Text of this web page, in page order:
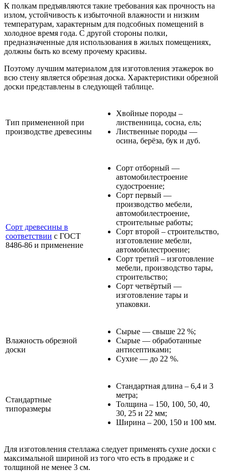
К полкам предъявляются такие требования как прочность на
излом, устойчивость к избыточной влажности и низким
температурам, характерным для подсобных помещений в
холодное время года. С другой стороны полки,
предназначенные для использования в жилых помещениях,
должны быть ко всему прочему красивы.
Поэтому лучшим материалом для изготовления этажерок во
всю стену является обрезная доска. Характеристики обрезной
доски представлены в следующей таблице.
Тип примененной при
производстве древесины
Хвойные породы –
лиственница, сосна, ель;
Лиственные породы —
осина, берёза, бук и дуб.
Сорт древесины в
соответствии с ГОСТ
8486-86 и применение
Сорт отборный —
автомобилестроение
судостроение;
Сорт первый —
производство мебели,
автомобилестроение,
строительные работы;
Сорт второй – строительство,
изготовление мебели,
автомобилестроение;
Сорт третий – изготовление
мебели, производство тары,
строительство;
Сорт четвёртый —
изготовление тары и
упаковки.
Влажность обрезной
доски
Сырые — свыше 22 %;
Сырые — обработанные
антисептиками;
Сухие — до 22 %.
Стандартные
типоразмеры
Стандартная длина – 6,4 и 3
метра;
Толщина – 150, 100, 50, 40,
30, 25 и 22 мм;
Ширина – 200, 150 и 100 мм.
Для изготовления стеллажа следует применять сухие доски с
максимальной шириной из того что есть в продаже и с
толщиной не менее 3 см.